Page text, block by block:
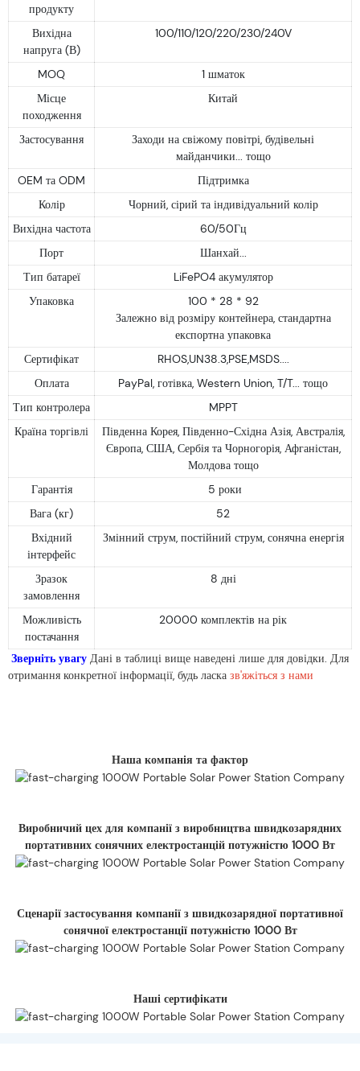
продукту
Вихідна
напруга (В)
100/110/120/220/230/240V
MOQ
1 шматок
Місце
походження
Китай
Застосування
Заходи на свіжому повітрі, будівельні
майданчики... тощо
OEM та ODM
Підтримка
Колір
Чорний, сірий та індивідуальний колір
Вихідна частота
60/50Гц
Порт
Шанхай...
Тип батареї
LiFePO4 акумулятор
Упаковка
100 * 28 * 92
Залежно від розміру контейнера, стандартна
експортна упаковка
Сертифікат
RHOS,UN38.3,PSE,MSDS....
Оплата
PayPal, готівка, Western Union, T/T... тощо
Тип контролера
MPPT
Країна торгівлі
Південна Корея, Південно-Східна Азія, Австралія,
Європа, США, Сербія та Чорногорія, Афганістан,
Молдова тощо
Гарантія
5 роки
Вага (кг)
52
Вхідний
інтерфейс
Змінний струм, постійний струм, сонячна енергія
Зразок
замовлення
8 дні
Можливість
постачання
20000 комплектів на рік
Зверніть увагу Дані в таблиці вище наведені лише для довідки. Для
отримання конкретної інформації, будь ласка зв'яжіться з нами
Наша компанія та фактор
Виробничий цех для компанії з виробництва швидкозарядних
портативних сонячних електростанцій потужністю 1000 Вт
Сценарії застосування компанії з швидкозарядної портативної
сонячної електростанції потужністю 1000 Вт
Наші сертифікати